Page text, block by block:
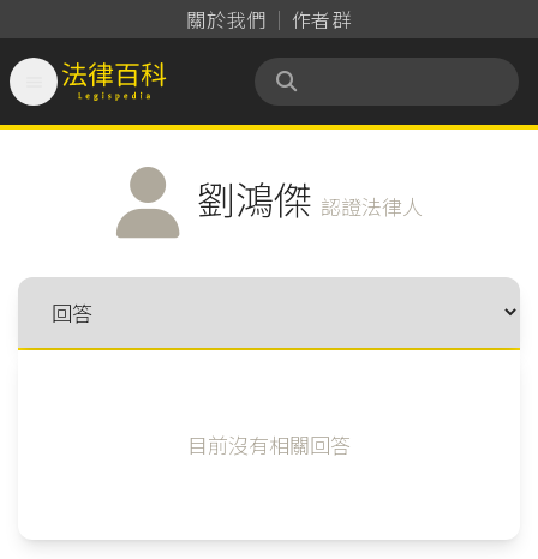
關於我們 作者群
法律百科 Legispedia
劉鴻傑 認證法律人
目前沒有相關回答